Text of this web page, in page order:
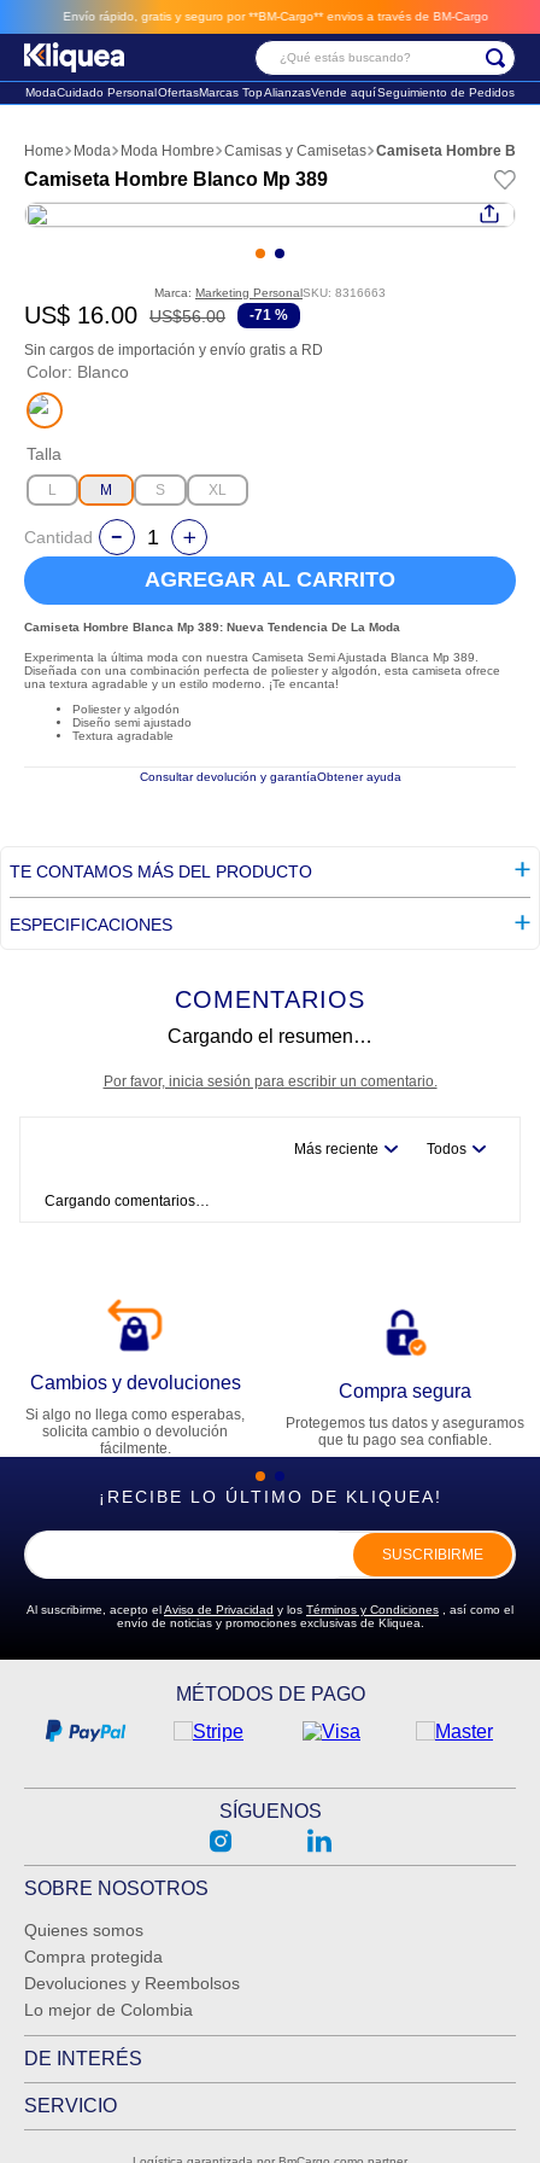
Envío rápido, gratis y seguro por **BM-Cargo** envios a través de BM-Cargo
¿Qué estás buscando?
ModaCuidado PersonalOfertasMarcas TopAlianzasVende aquíSeguimiento de Pedidos
Moda Moda Hombre Camisas y Camisetas Camiseta Hombre
Camiseta Hombre Blanco Mp 389
Marca: Marketing PersonalSKU: 8316663
US$ 16.00 US$56.00 -71 %
Sin cargos de importación y envío gratis a RD
Color: Blanco
Talla
L M S XL
Cantidad
AGREGAR AL CARRITO
Camiseta Hombre Blanca Mp 389: Nueva Tendencia De La Moda
Experimenta la última moda con nuestra Camiseta Semi Ajustada Blanca Mp 389.
Diseñada con una combinación perfecta de poliester y algodón, esta camiseta ofrece
una textura agradable y un estilo moderno. ¡Te encanta!
Poliester y algodón
Diseño semi ajustado
Textura agradable
Consultar devolución y garantíaObtener ayuda
TE CONTAMOS MÁS DEL PRODUCTO
ESPECIFICACIONES
COMENTARIOS
Cargando el resumen…
Por favor, inicia sesión para escribir un comentario.
Más reciente Todos
Cargando comentarios…
Cambios y devoluciones
Si algo no llega como esperabas,
solicita cambio o devolución
fácilmente.
Compra segura
Protegemos tus datos y aseguramos
que tu pago sea confiable.
¡RECIBE LO ÚLTIMO DE KLIQUEA!
SUSCRIBIRME
Al suscribirme, acepto elAviso de Privacidad y los Términos y Condiciones , así como el
envío de noticias y promociones exclusivas de Kliquea.
MÉTODOS DE PAGO
SÍGUENOS
SOBRE NOSOTROS
Quienes somos
Compra protegida
Devoluciones y Reembolsos
Lo mejor de Colombia
DE INTERÉS
SERVICIO
2. sandalia